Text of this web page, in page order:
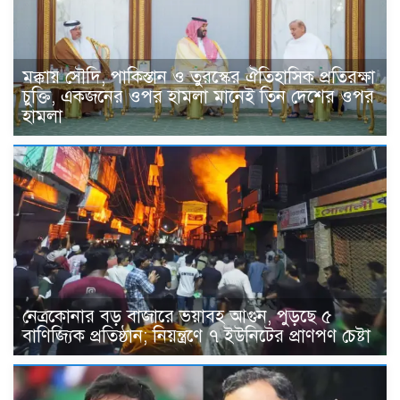
মক্কায় সৌদি, পাকিস্তান ও তুরস্কের ঐতিহাসিক প্রতিরক্ষা
চুক্তি, একজনের ওপর হামলা মানেই তিন দেশের ওপর
হামলা
নেত্রকোনার বড় বাজারে ভয়াবহ আগুন, পুড়ছে ৫
বাণিজ্যিক প্রতিষ্ঠান; নিয়ন্ত্রণে ৭ ইউনিটের প্রাণপণ চেষ্টা